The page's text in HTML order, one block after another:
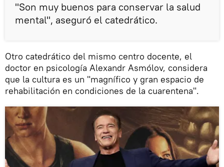
"Son muy buenos para conservar la salud
mental", aseguró el catedrático.
Otro catedrático del mismo centro docente, el
doctor en psicología Alexandr Asmólov, considera
que la cultura es un "magnífico y gran espacio de
rehabilitación en condiciones de la cuarentena".